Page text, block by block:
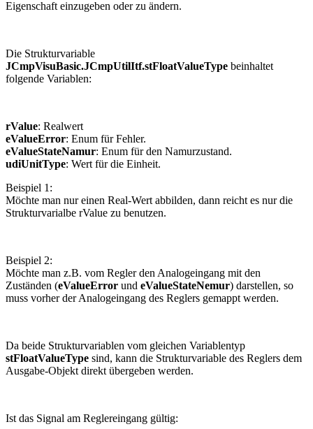
Eigenschaft einzugeben oder zu ändern.
Die Strukturvariable
JCmpVisuBasic.JCmpUtilItf.stFloatValueType beinhaltet
folgende Variablen:
rValue: Realwert
eValueError: Enum für Fehler.
eValueStateNamur: Enum für den Namurzustand.
udiUnitType: Wert für die Einheit.
Beispiel 1:
Möchte man nur einen Real-Wert abbilden, dann reicht es nur die
Strukturvarialbe rValue zu benutzen.
Beispiel 2:
Möchte man z.B. vom Regler den Analogeingang mit den
Zuständen (eValueError und eValueStateNemur) darstellen, so
muss vorher der Analogeingang des Reglers gemappt werden.
Da beide Strukturvariablen vom gleichen Variablentyp
stFloatValueType sind, kann die Strukturvariable des Reglers dem
Ausgabe-Objekt direkt übergeben werden.
Ist das Signal am Reglereingang gültig: